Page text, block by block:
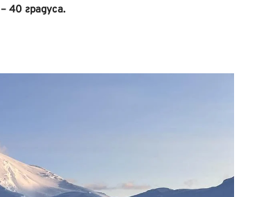
– 40 градуса.